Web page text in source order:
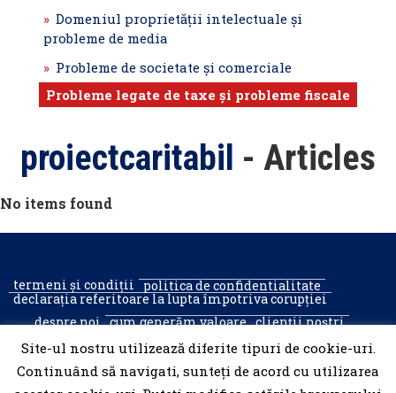
Domeniul proprietăţii intelectuale şi
probleme de media
Probleme de societate şi comerciale
Probleme legate de taxe şi probleme fiscale
proiectcaritabil - Articles
No items found
termeni și condiții politica de confidentialitate
declarația referitoare la lupta împotriva corupției
despre noi cum generăm valoare clienții noștri
Site-ul nostru utilizează diferite tipuri de cookie-uri.
Continuând să navigati, sunteți de acord cu utilizarea